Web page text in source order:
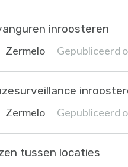
inroosteren
Zermelo Gepubliceerd
Zermelo Gepubliceerd
tussen locaties